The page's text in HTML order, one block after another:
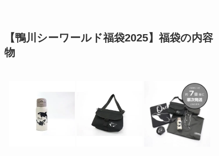
【鴨川シーワールド福袋2025】福袋の内容
物